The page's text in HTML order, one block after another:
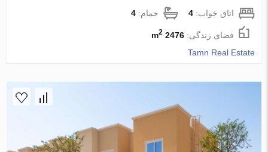
اتاق خواب:4 حمام:4
فضای زندگی:2476 m
2
Tamn Real Estate